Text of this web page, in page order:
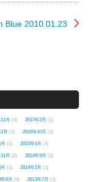
Blue 2010.01.23
月 (4) 2017年2月 (1)
月 (2) 2015年10月 (2)
(1) 2015年4月 (4)
月 (2) 2014年9月 (2)
(1) 2014年2月 (1)
8月 (6) 2013年7月 (3)